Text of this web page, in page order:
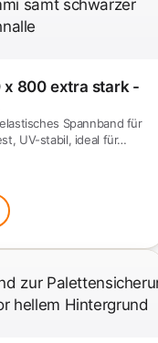
x 800 extra stark -
Spannband für
UV-stabil, ideal für…